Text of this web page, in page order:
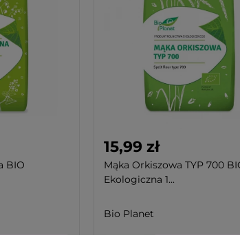
BIO
15,99 zł
Mąka Orkiszowa TYP 700
Ekologiczna 1...
Bio Planet